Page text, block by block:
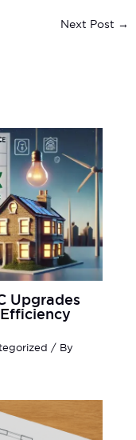
Next Post →
Upgrades
/ By